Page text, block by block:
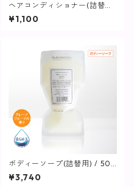
ヘアコンディショナー(詰替用
専用ボトル) / 1L用【ヘア・ボ
ディ】
¥1,100
ボディーソープ(詰替用) / 500
mL【ヘア・ボディ】
¥3,740